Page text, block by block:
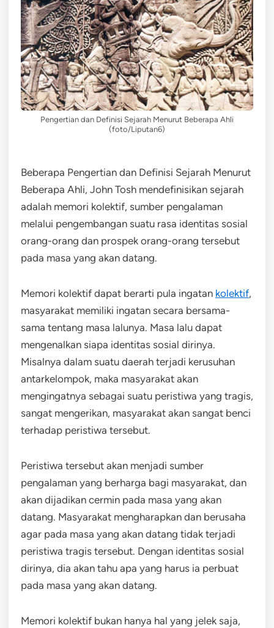
Pengertian dan Definisi Sejarah Menurut Beberapa Ahli
(foto/Liputan6)
Beberapa Pengertian dan Definisi Sejarah Menurut
Beberapa Ahli, John Tosh mendefinisikan sejarah
adalah memori kolektif, sumber pengalaman
melalui pengembangan suatu rasa identitas sosial
orang-orang dan prospek orang-orang tersebut
pada masa yang akan datang.
Memori kolektif dapat berarti pula ingatan kolektif,
masyarakat memiliki ingatan secara bersama-
sama tentang masa lalunya. Masa lalu dapat
mengenalkan siapa identitas sosial dirinya.
Misalnya dalam suatu daerah terjadi kerusuhan
antarkelompok, maka masyarakat akan
mengingatnya sebagai suatu peristiwa yang tragis,
sangat mengerikan, masyarakat akan sangat benci
terhadap peristiwa tersebut.
Peristiwa tersebut akan menjadi sumber
pengalaman yang berharga bagi masyarakat, dan
akan dijadikan cermin pada masa yang akan
datang. Masyarakat mengharapkan dan berusaha
agar pada masa yang akan datang tidak terjadi
peristiwa tragis tersebut. Dengan identitas sosial
dirinya, dia akan tahu apa yang harus ia perbuat
pada masa yang akan datang.
Memori kolektif bukan hanya hal yang jelek saja,